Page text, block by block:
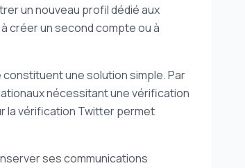
un nouveau profil dédié aux
créer un second compte ou à
une solution simple. Par
nécessitant une vérification
la vérification Twitter permet
ses communications